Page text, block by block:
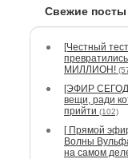
Свежие посты
[Честный
МИЛЛИОН!
[ЭФИР
вещи, ради
прийти (102)
[ Прямой
Волны
на самом